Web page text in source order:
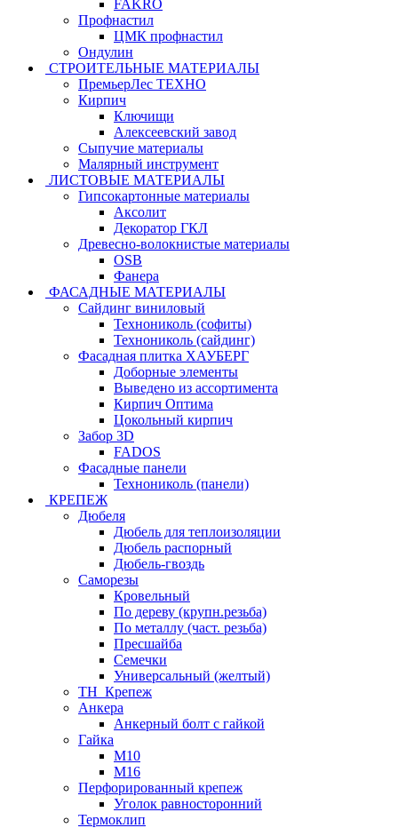
FAKRO
Профнастил
ЦМК профнастил
Ондулин
СТРОИТЕЛЬНЫЕ МАТЕРИАЛЫ
ПремьерЛес ТЕХНО
Кирпич
Ключищи
Алексеевский завод
Сыпучие материалы
Малярный инструмент
ЛИСТОВЫЕ МАТЕРИАЛЫ
Гипсокартонные материалы
Аксолит
Декоратор ГКЛ
Древесно-волокнистые материалы
OSB
Фанера
ФАСАДНЫЕ МАТЕРИАЛЫ
Сайдинг виниловый
Технониколь (софиты)
Технониколь (сайдинг)
Фасадная плитка ХАУБЕРГ
Доборные элементы
Выведено из ассортимента
Кирпич Оптима
Цокольный кирпич
Забор 3D
FADOS
Фасадные панели
Технониколь (панели)
КРЕПЕЖ
Дюбеля
Дюбель для теплоизоляции
Дюбель распорный
Дюбель-гвоздь
Саморезы
Кровельный
По дереву (крупн.резьба)
По металлу (част. резьба)
Пресшайба
Семечки
Универсальный (желтый)
ТН_Крепеж
Анкера
Анкерный болт с гайкой
Гайка
М10
М16
Перфорированный крепеж
Уголок равносторонний
Термоклип